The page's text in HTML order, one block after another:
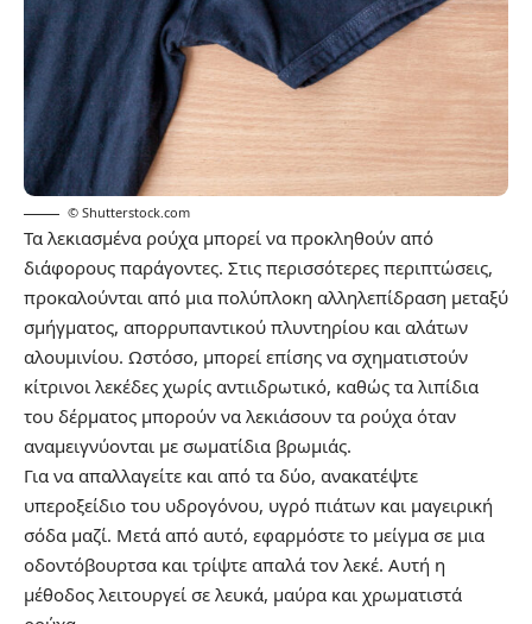
© Shutterstock.com
Τα λεκιασμένα ρούχα μπορεί να προκληθούν από
διάφορους παράγοντες. Στις περισσότερες περιπτώσεις,
προκαλούνται από μια πολύπλοκη αλληλεπίδραση μεταξύ
σμήγματος, απορρυπαντικού πλυντηρίου και αλάτων
αλουμινίου. Ωστόσο, μπορεί επίσης να σχηματιστούν
κίτρινοι λεκέδες χωρίς αντιιδρωτικό, καθώς τα λιπίδια
του δέρματος μπορούν να λεκιάσουν τα ρούχα όταν
αναμειγνύονται με σωματίδια βρωμιάς.
Για να απαλλαγείτε και από τα δύο, ανακατέψτε
υπεροξείδιο του υδρογόνου, υγρό πιάτων και μαγειρική
σόδα μαζί. Μετά από αυτό, εφαρμόστε το μείγμα σε μια
οδοντόβουρτσα και τρίψτε απαλά τον λεκέ. Αυτή η
μέθοδος λειτουργεί σε λευκά, μαύρα και χρωματιστά